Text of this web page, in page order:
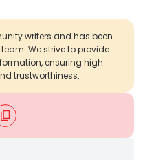
writers and has been
We strive to provide
ensuring high
trustworthiness.